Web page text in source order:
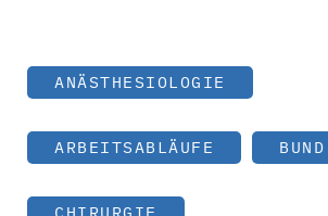
ANÄSTHESIOLOGIE
ARBEITSABLÄUFE BUND